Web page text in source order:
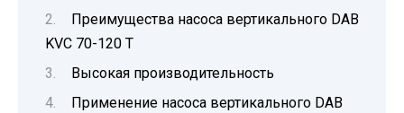
Преимущества насоса вертикального DAB
KVC 70-120 T
Высокая производительность
Применение насоса вертикального DAB